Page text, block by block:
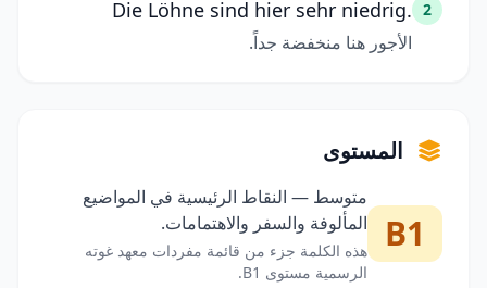
2
Die Löhne sind hier sehr niedrig.
الأجور هنا منخفضة جداً.
المستوى
B1
متوسط — النقاط الرئيسية في المواضيع
المألوفة والسفر والاهتمامات.
هذه الكلمة جزء من قائمة مفردات معهد غوته
الرسمية مستوى B1.